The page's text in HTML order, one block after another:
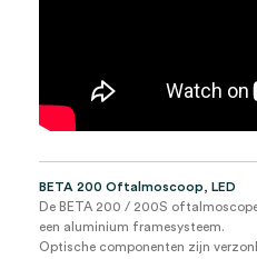
BETA 200 Oftalmoscoop, LED
De BETA 200 / 200S
een aluminium framesysteem.
Optische componenten zijn